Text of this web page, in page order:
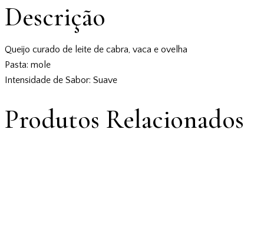
Descrição
Queijo curado de leite de cabra, vaca e ovelha
Pasta: mole
Intensidade de Sabor: Suave
Produtos Relacionados